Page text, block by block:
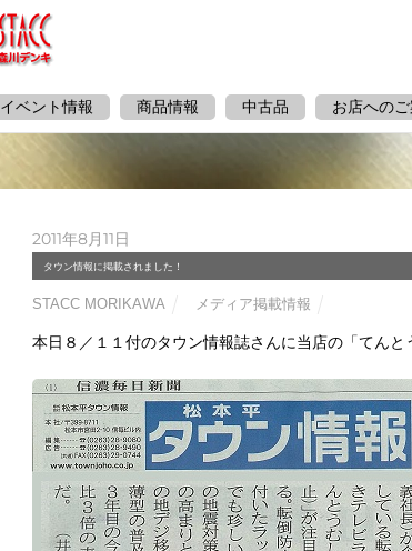
イベント情報 商品情報 中古品 お店への
2011年8月11日
タウン情報に掲載されました！
STACC MORIKAWA メディア掲載情報
本日８／１１付のタウン情報誌さんに当店の「てんと